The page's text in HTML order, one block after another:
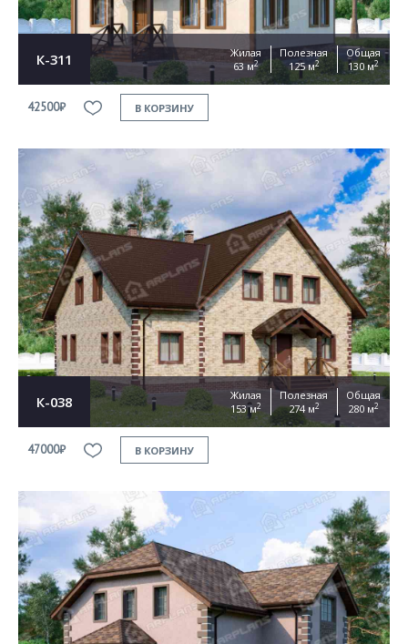
К-311
Жилая
63 м2
Полезная
125 м2
Общая
130 м2
42500₽ В КОРЗИНУ
К-038
Жилая
153 м2
Полезная
274 м2
Общая
280 м2
47000₽ В КОРЗИНУ